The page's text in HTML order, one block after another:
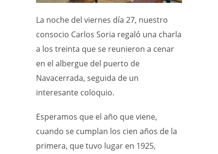
La noche del viernes día 27, nuestro
consocio Carlos Soria regaló una charla
a los treinta que se reunieron a cenar
en el albergue del puerto de
Navacerrada, seguida de un
interesante coloquio.
Esperamos que el año que viene,
cuando se cumplan los cien años de la
primera, que tuvo lugar en 1925,